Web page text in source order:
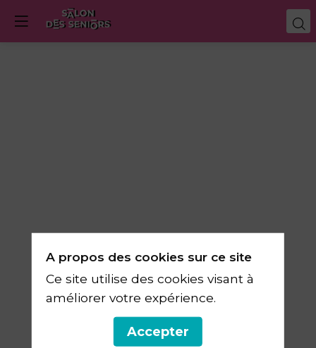
A propos des cookies sur ce site
Ce site utilise des cookies visant à
améliorer votre expérience.
Accepter